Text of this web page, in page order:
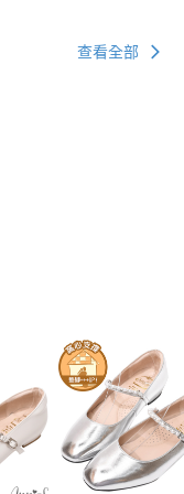
查看全部